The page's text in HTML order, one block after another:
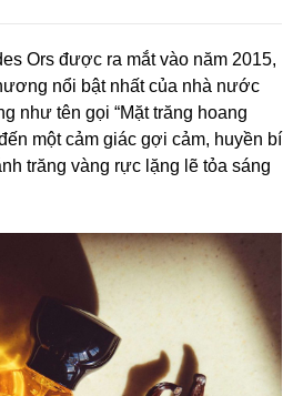
Ors được ra mắt vào năm 2015,
nổi bật nhất của nhà nước
như tên gọi “Mặt trăng hoang
một cảm giác gợi cảm, huyền bí
trăng vàng rực lặng lẽ tỏa sáng